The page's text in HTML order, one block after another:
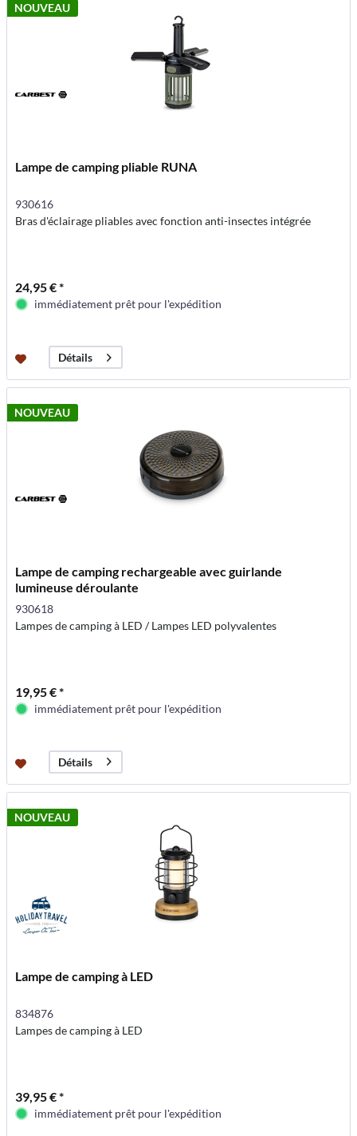
NOUVEAU
Lampe de camping pliable RUNA
930616
Bras d'éclairage pliables avec fonction anti-insectes intégrée
24,95 € *
immédiatement prêt pour l'expédition
Détails
NOUVEAU
Lampe de camping rechargeable avec guirlande
lumineuse déroulante
930618
Lampes de camping à LED / Lampes LED polyvalentes
19,95 € *
immédiatement prêt pour l'expédition
Détails
NOUVEAU
Lampe de camping à LED
834876
Lampes de camping à LED
39,95 € *
immédiatement prêt pour l'expédition